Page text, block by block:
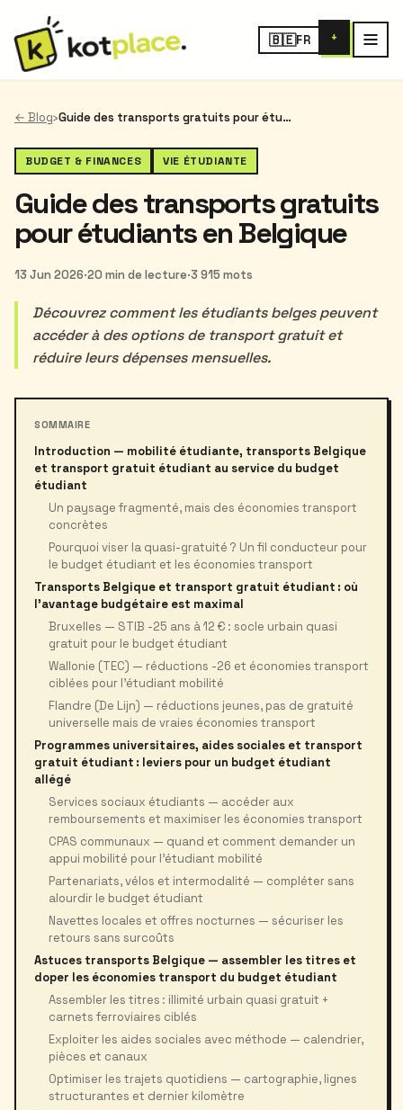
🇧🇪FR +
← Blog› Guide des transports gratuits pour étudiants en Belgique
BUDGET & FINANCES VIE ÉTUDIANTE
Guide des transports gratuits
pour étudiants en Belgique
13 Jun 2026·20 min de lecture·3 915 mots
Découvrez comment les étudiants belges peuvent
accéder à des options de transport gratuit et
réduire leurs dépenses mensuelles.
SOMMAIRE
Introduction — mobilité étudiante, transports Belgique
et transport gratuit étudiant au service du budget
étudiant
Un paysage fragmenté, mais des économies transport
concrètes
Pourquoi viser la quasi-gratuité ? Un fil conducteur pour
le budget étudiant et les économies transport
Transports Belgique et transport gratuit étudiant : où
l’avantage budgétaire est maximal
Bruxelles — STIB -25 ans à 12 € : socle urbain quasi
gratuit pour le budget étudiant
Wallonie (TEC) — réductions -26 et économies transport
ciblées pour l’étudiant mobilité
Flandre (De Lijn) — réductions jeunes, pas de gratuité
universelle mais de vraies économies transport
Programmes universitaires, aides sociales et transport
gratuit étudiant : leviers pour un budget étudiant
allégé
Services sociaux étudiants — accéder aux
remboursements et maximiser les économies transport
CPAS communaux — quand et comment demander un
appui mobilité pour l’étudiant mobilité
Partenariats, vélos et intermodalité — compléter sans
alourdir le budget étudiant
Navettes locales et offres nocturnes — sécuriser les
retours sans surcoûts
Astuces transports Belgique — assembler les titres et
doper les économies transport du budget étudiant
Assembler les titres : illimité urbain quasi gratuit +
carnets ferroviaires ciblés
Exploiter les aides sociales avec méthode — calendrier,
pièces et canaux
Optimiser les trajets quotidiens — cartographie, lignes
structurantes et dernier kilomètre